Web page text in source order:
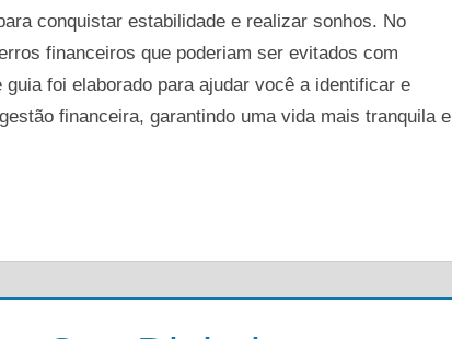
conquistar estabilidade e realizar sonhos. No
financeiros que poderiam ser evitados com
foi elaborado para ajudar você a identificar e
financeira, garantindo uma vida mais tranquila e